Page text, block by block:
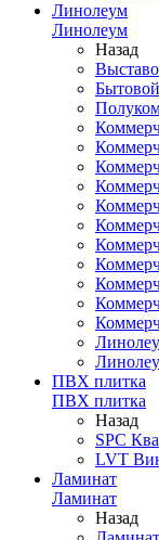
Линолеум
Линолеум
Назад
Бытовой
ПВХ плитка
ПВХ плитка
Назад
SPC
LVT
Ламинат
Ламинат
Назад